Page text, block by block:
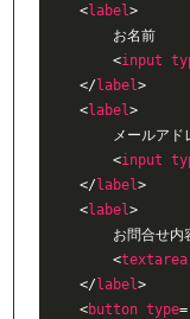
<label>
<input
</label>
<label>
<input
</label>
<label>
<textarea
</label>
<button type=